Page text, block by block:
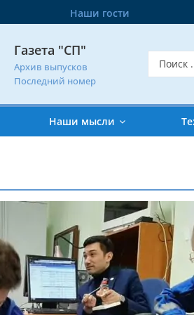
Наши гости
Газета "СП"
Архив выпусков
Последний номер
Наши мысли